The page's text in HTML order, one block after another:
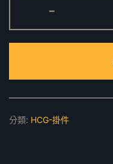
-
分類: HCG-掛件